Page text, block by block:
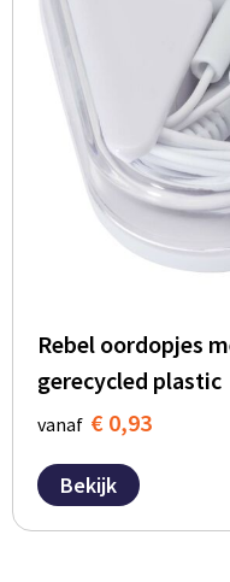
Rebel oordopjes
gerecycled plastic
vanaf € 0,93
Bekijk